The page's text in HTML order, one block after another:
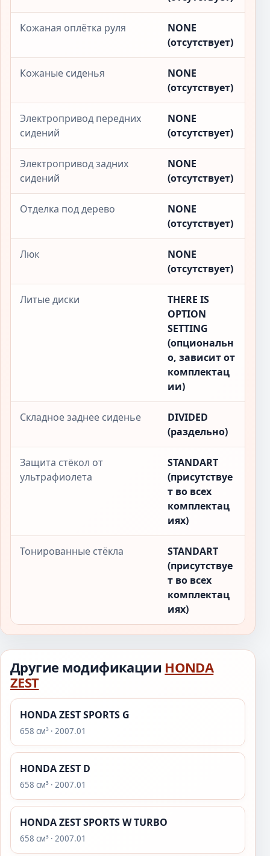
Кожаная оплётка руля
NONE
(отсутствует)
Кожаные сиденья
NONE
(отсутствует)
Электропривод передних
сидений
NONE
(отсутствует)
Электропривод задних
сидений
NONE
(отсутствует)
Отделка под дерево
NONE
(отсутствует)
Люк
NONE
(отсутствует)
Литые диски
THERE IS
OPTION
SETTING
(опциональн
о, зависит от
комплектац
ии)
Складное заднее сиденье
DIVIDED
(раздельно)
Защита стёкол от
ультрафиолета
STANDART
(присутствуе
т во всех
комплектац
иях)
Тонированные стёкла
STANDART
(присутствуе
т во всех
комплектац
иях)
Другие модификации HONDA
ZEST
HONDA ZEST SPORTS G
658 см³ · 2007.01
HONDA ZEST D
658 см³ · 2007.01
HONDA ZEST SPORTS W TURBO
658 см³ · 2007.01